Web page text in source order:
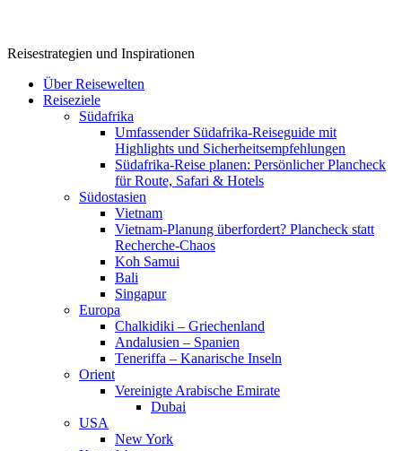
Reisestrategien und Inspirationen
Über Reisewelten
Reiseziele
Südafrika
Umfassender Südafrika-Reiseguide mit
Highlights und Sicherheitsempfehlungen
Südafrika-Reise planen: Persönlicher Plancheck
für Route, Safari & Hotels
Südostasien
Vietnam
Vietnam-Planung überfordert? Plancheck statt
Recherche-Chaos
Koh Samui
Bali
Singapur
Europa
Chalkidiki – Griechenland
Andalusien – Spanien
Teneriffa – Kanarische Inseln
Orient
Vereinigte Arabische Emirate
Dubai
USA
New York